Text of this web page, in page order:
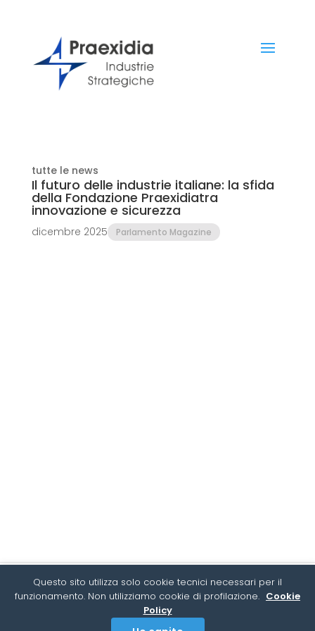
tutte le news
Il futuro delle industrie italiane: la sfida
della Fondazione Praexidiatra
innovazione e sicurezza
dicembre 2025 Parlamento Magazine
@ 2026 Praexidia Industrie Strategiche S.p.A.
Questo sito utilizza solo cookie tecnici necessari per il
funzionamento. Non utilizziamo cookie di profilazione. Cookie
Policy